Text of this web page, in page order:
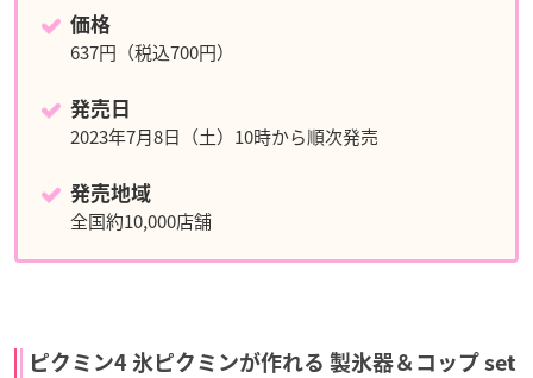
価格
637円（税込700円）
発売日
2023年7月8日（土）10時から順次発売
発売地域
全国約10,000店舗
ピクミン4 氷ピクミンが作れる 製氷器＆コップ set